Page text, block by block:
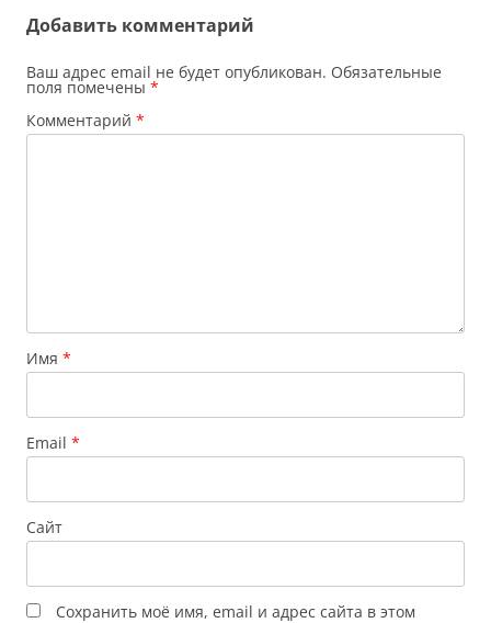
Добавить комментарий
Ваш адрес email не будет опубликован. Обязательные
поля помечены *
Комментарий *
Имя *
Email *
Сайт
Сохранить моё имя, email и адрес сайта в этом